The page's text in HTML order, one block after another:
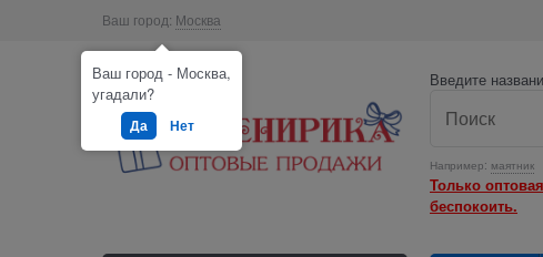
Ваш город: Москва
Введите
Например: маятник
Только
беспокоить.
Ваш город - Москва,
угадали?
Да Нет